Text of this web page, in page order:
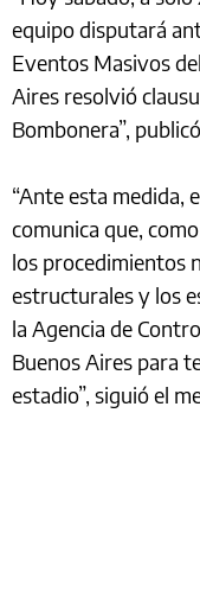
equipo disputará
Eventos Masivos
Aires resolvió
Bombonera”,
“Ante esta medida,
comunica que,
los procedimientos
estructurales y los
la Agencia de
Buenos Aires para
estadio”, siguió el